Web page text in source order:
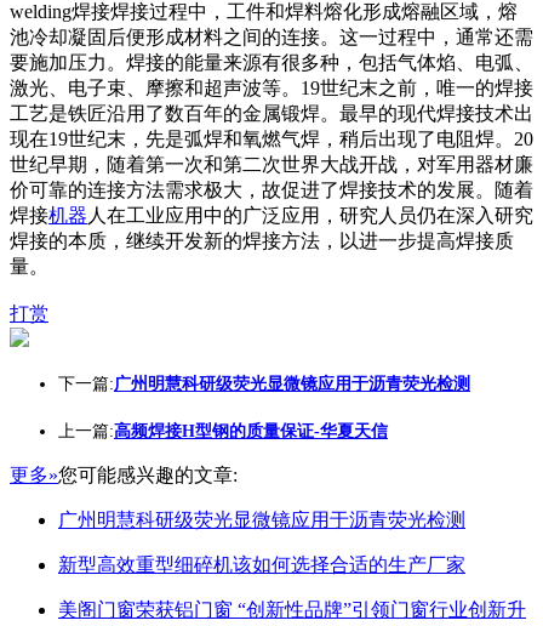
welding焊接焊接过程中，工件和焊料熔化形成熔融区域，熔
池冷却凝固后便形成材料之间的连接。这一过程中，通常还需
要施加压力。焊接的能量来源有很多种，包括气体焰、电弧、
激光、电子束、摩擦和超声波等。19世纪末之前，唯一的焊接
工艺是铁匠沿用了数百年的金属锻焊。最早的现代焊接技术出
现在19世纪末，先是弧焊和氧燃气焊，稍后出现了电阻焊。20
世纪早期，随着第一次和第二次世界大战开战，对军用器材廉
价可靠的连接方法需求极大，故促进了焊接技术的发展。随着
焊接机器 人在工业应用中的广泛应用，研究人员仍在深入研究
焊接的本质，继续开发新的焊接方法，以进一步提高焊接质
量。
打赏
下一篇:广州明慧科研级荧光显微镜应用于沥青荧光检测
上一篇:高频焊接H型钢的质量保证-华夏天信
更多»您可能感兴趣的文章:
广州明慧科研级荧光显微镜应用于沥青荧光检测
新型高效重型细碎机该如何选择合适的生产厂家
美阁门窗荣获铝门窗 “创新性品牌”引领门窗行业创新升